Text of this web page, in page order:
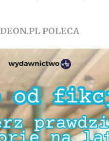
DEON.PL POLECA